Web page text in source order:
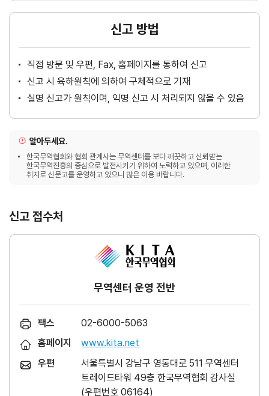
신고 방법
직접 방문 및 우편, Fax, 홈페이지를 통하여 신고
신고 시 육하원칙에 의하여 구체적으로 기재
실명 신고가 원칙이며, 익명 신고 시 처리되지 않을 수 있음
알아두세요.
한국무역협회와 협회 관계사는 무역센터를 보다 깨끗하고 신뢰받는
한국무역진흥의 중심으로 발전시키기 위하여 노력하고 있으며, 이러한
취지로 신문고를 운영하고 있으니 많은 이용 바랍니다.
신고 접수처
무역센터 운영 전반
팩스
02-6000-5063
홈페이지
www.kita.net
우편
서울특별시 강남구 영동대로 511 무역센터
트레이드타워 49층 한국무역협회 감사실
(우편번호 06164)